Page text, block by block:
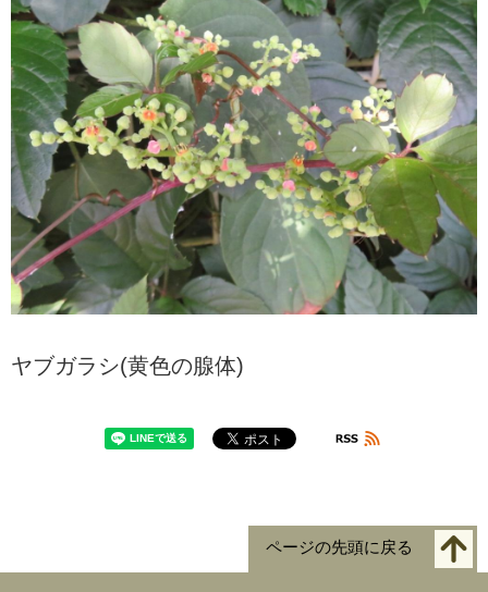
ヤブガラシ(黄色の腺体)
ページの先頭に戻る